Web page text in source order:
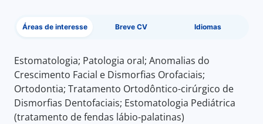
Áreas de interesse Breve CV Idiomas
Estomatologia; Patologia oral; Anomalias do
Crescimento Facial e Dismorfias Orofaciais;
Ortodontia; Tratamento Ortodôntico-cirúrgico de
Dismorfias Dentofaciais; Estomatologia Pediátrica
(tratamento de fendas lábio-palatinas)